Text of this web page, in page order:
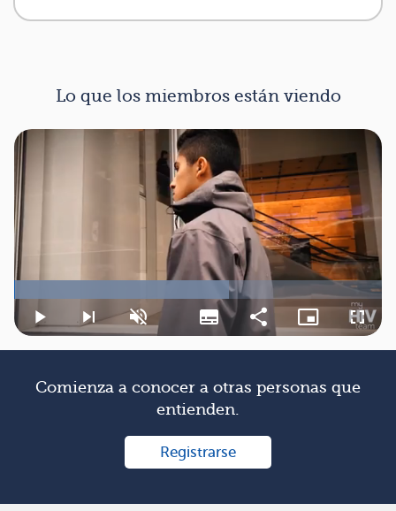
Lo que los miembros están viendo
ReproducirSiguiente
título
de
de
Activar
el
sonido
58.50%
SubtítulosCompartirImagen
sobre
imagen
Comienza a conocer a otras personas que
entienden.
Registrarse